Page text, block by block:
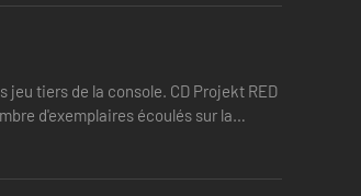
tiers de la console. CD Projekt RED
d'exemplaires écoulés sur la